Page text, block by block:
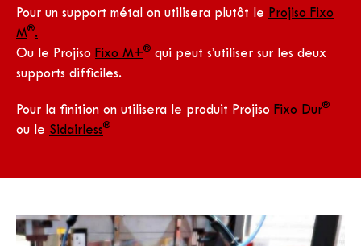
Pour un support métal on utilisera plutôt le
Projiso Fixo
M®.
Ou le Projiso Fixo M+® qui peut s’utiliser sur les deux
supports difficiles.
Pour la finition on utilisera le produit Projiso Fixo Dur®
ou le Sidairless®